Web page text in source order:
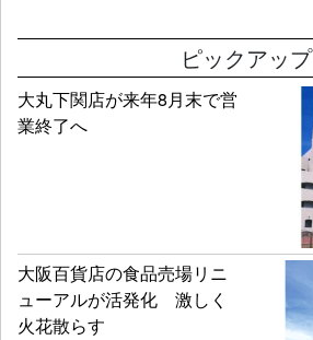
ピックアップ
大丸下関店が来年8月末で営
業終了へ
大阪百貨店の食品売場リニ
ューアルが活発化 激しく
火花散らす